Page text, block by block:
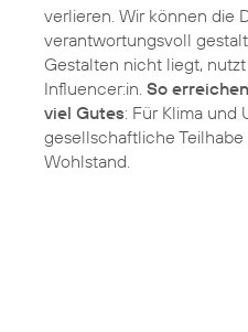
verlieren. Wir können die
verantwortungsvoll
Gestalten nicht liegt,
Influencer:in. So
viel Gutes: Für Klima und
gesellschaftliche
Wohlstand.